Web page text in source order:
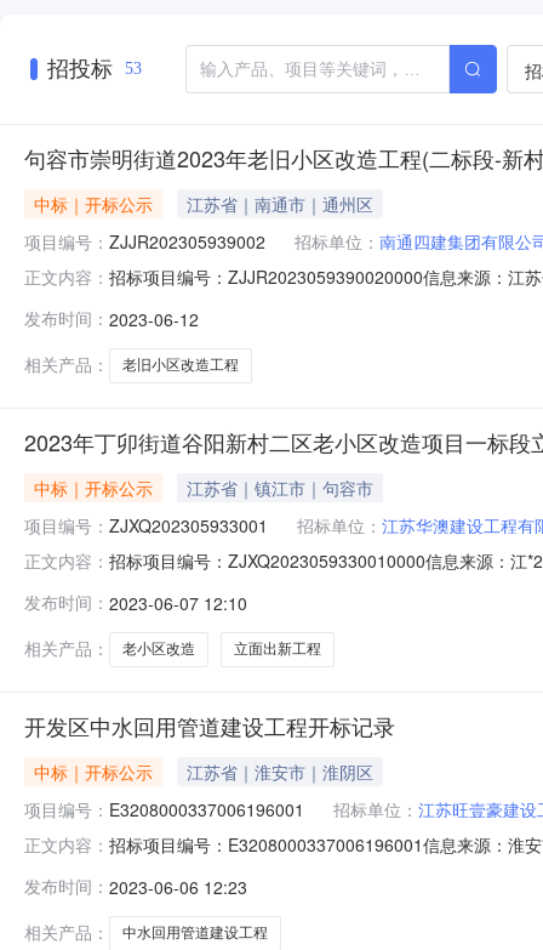
招投标 53
句容市崇明街道2023年老旧小区改造工程(二标段-新
中标｜开标公示
江苏省｜南通市｜通州区
项目编号： ZJJR202305939002 招标单位： 南通四建集团有限公
正文内容： 招标项目编号：ZJJR2023059390020000信息来源：江
金金额:0.00元,投标文件递交时间
发布时间： 2023-06-12
相关产品：
老旧小区改造工程
2023年丁卯街道谷阳新村二区老小区改造项目一标段
中标｜开标公示
江苏省｜镇江市｜句容市
项目编号： ZJXQ202305933001 招标单位： 江苏华澳建设工程有
正文内容： 招标项目编号：ZJXQ2023059330010000信息来源：江
证金金额:0.00元,投标文件递交时间
发布时间： 2023-06-07 12:10
相关产品：
老小区改造 立面出新工程
开发区中水回用管道建设工程开标记录
中标｜开标公示
江苏省｜淮安市｜淮阴区
项目编号： E3208000337006196001 招标单位： 江苏旺壹豪建
正文内容： 招标项目编号：E3208000337006196001信息来源：淮
期:150日历天;质量要求:质量标准：合格;保证金金额
发布时间： 2023-06-06 12:23
相关产品：
中水回用管道建设工程